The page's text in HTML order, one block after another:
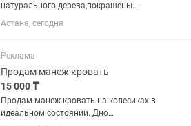
натурального дерева,покрашены
итальянской краской. В наборе
имеется:два ортопедических
установить на кровать и набор
подушек. Все...
Астана, сегодня
Реклама
Продам манеж кровать
15 000 ₸
Продам манеж-кровать на колесиках в
идеальном состоянии. Дно